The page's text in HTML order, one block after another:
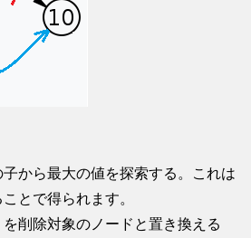
から最大の値を探索する。これは
とで得られます。
削除対象のノードと置き換える